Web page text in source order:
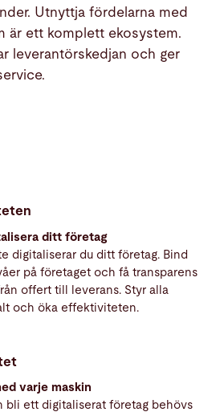
Utnyttja fördelarna med
är ett komplett ekosystem.
leverantörskedjan och ger
ditt företag
digitaliserar du ditt företag. Bind
på företaget och få transparens
offert till leverans. Styr alla
och öka effektiviteten.
varje maskin
bli ett digitaliserat företag behövs